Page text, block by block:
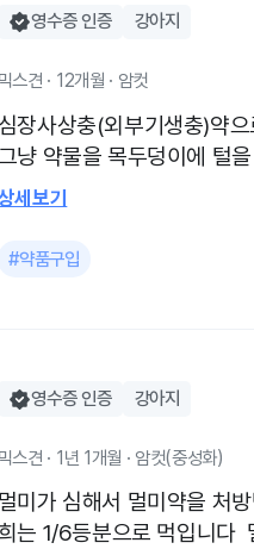
영수증 인증 강아지
믹스견 · 12개월 · 암컷
심장사상충(외부기생충)약
냥 약물을 목두덩이에 털을
설은 깔끔 했어요 동녀병원같은 느낌이라 집근처이시라면 방문하시는것
세보기
#약품구입
영수증 인증 강아지
믹스견 · 1년 1개월 · 암컷(중성화)
멀미가 심해서 멀미약을 처방받으러 갔었어
는 1/6등분으로 먹입니다